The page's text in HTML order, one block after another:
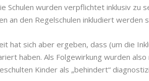
Schulen wurden verpflichtet inklusiv
an den Regelschulen inkludiert werden
hat sich aber ergeben, dass (um die
haben. Als Folgewirkung wurden
Kinder als „behindert“